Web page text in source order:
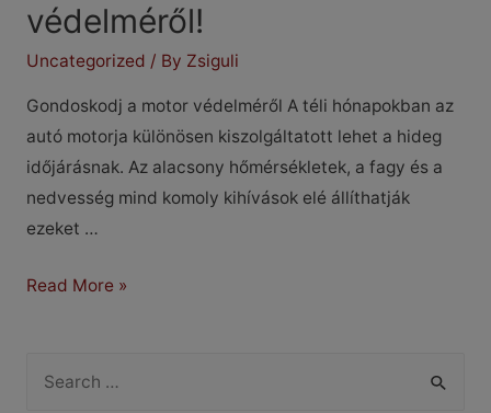
védelméről!
Uncategorized / By Zsiguli
Gondoskodj a motor védelméről A téli hónapokban az
autó motorja különösen kiszolgáltatott lehet a hideg
időjárásnak. Az alacsony hőmérsékletek, a fagy és a
nedvesség mind komoly kihívások elé állíthatják
ezeket …
Gondoskodj
védelméről!
Read More »